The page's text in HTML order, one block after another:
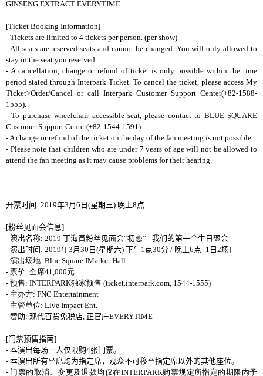
GINSENG EXTRACT EVERYTIME
[Ticket Booking Information]
- Tickets are limited to 4 tickets per person. (per show)
- All seats are reserved seats and cannot be changed. You will only allowed to
stay in the seat you reserved.
- A cancellation, change or refund of ticket is only possible within the time
period stated through Interpark Ticket. To cancel the ticket, please access My
Ticket>Order/Cancel or call Interpark Customer Support Center(+82-1588-
1555).
- To purchase wheelchair accessible seat, please contact to BLUE SQUARE
Customer Support Center(+82-1544-1591)
- A change or refund of the ticket on the day of the fan meeting is not possible.
- Please note that children who are under 7 years of age will not be allowed to
attend the fan meeting as it may cause problems for their hearing.
开票时间: 2019年3 月6 日(星期三) 晚上8 点
[粉丝见面会信息]
- 演出名称: 2019 丁海寅粉丝见面会“初恋”– 我们的第一个生日聚会
- 演出时间: 2019年3 月30 日(星期六) 下午1 点30分 / 晚 上6 点 [1 日2场]
- 演出场地: Blue Square IMarket Hall
- 票价: 全席41,000元
- 预售: INTERPARK独家预售 (ticket.interpark.com, 1544-1555)
- 主办方: FNC Entertainment
- 主管单位: Live Impact Ent.
- 赞助: 现代百货免税店 正官庄EVERYTIME
[门票预售指南]
- 本演出每场一人仅限购4张门票。
- 本演出所有坐席均为指定席， 观众不可移至指定席以外的其他座位。
- 门票的取消 、变更及退款均仅在INTERPARK购票规定所指定的期限 内予